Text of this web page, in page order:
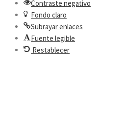
Contraste negativo
Fondo claro
Subrayar enlaces
Fuente legible
Restablecer